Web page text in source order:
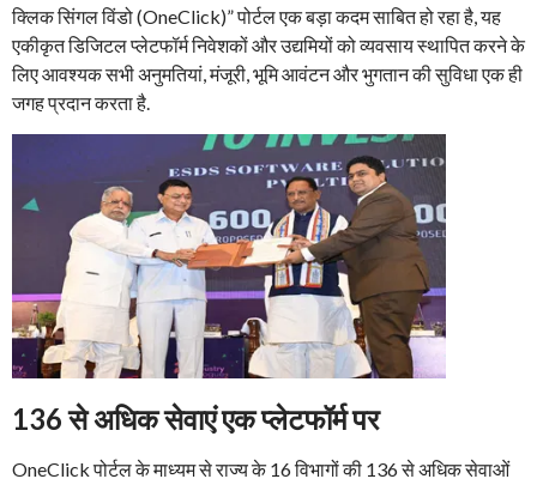
क्लिक सिंगल विंडो (OneClick)” पोर्टल एक बड़ा कदम साबित हो रहा है, यह
एकीकृत डिजिटल प्लेटफॉर्म निवेशकों और उद्यमियों को व्यवसाय स्थापित करने के
लिए आवश्यक सभी अनुमतियां, मंजूरी, भूमि आवंटन और भुगतान की सुविधा एक ही
जगह प्रदान करता है.
136 से अधिक सेवाएं एक प्लेटफॉर्म पर
OneClick पोर्टल के माध्यम से राज्य के 16 विभागों की 136 से अधिक सेवाओं